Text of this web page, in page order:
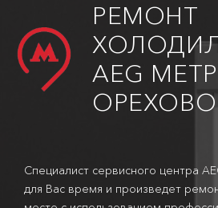
РЕМОНТ
AEG
ОРЕХОВО
Специалист сервисного центра
для Вас время и произведет